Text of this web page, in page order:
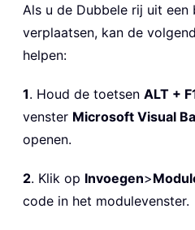
Als u de Dubbele rij uit een
verplaatsen, kan de
helpen:
1. Houd de toetsen ALT +
venster Microsoft Visual
openen.
2. Klik op Invoegen>
code in het modulevenster.